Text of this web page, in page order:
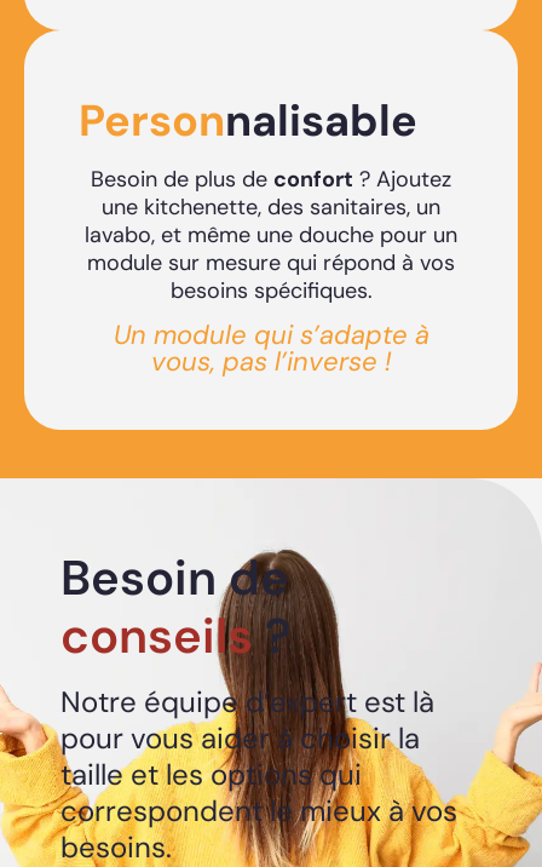
Personnalisable
Besoin de plus de confort ? Ajoutez
une kitchenette, des sanitaires, un
lavabo, et même une douche pour un
module sur mesure qui répond à vos
besoins spécifiques.
Un module qui s’adapte à
vous, pas l’inverse !
Besoin de
conseils?
Notre équipe d’expert est là
pour vous aider à choisir la
taille et les options qui
correspondent le mieux à vos
besoins.